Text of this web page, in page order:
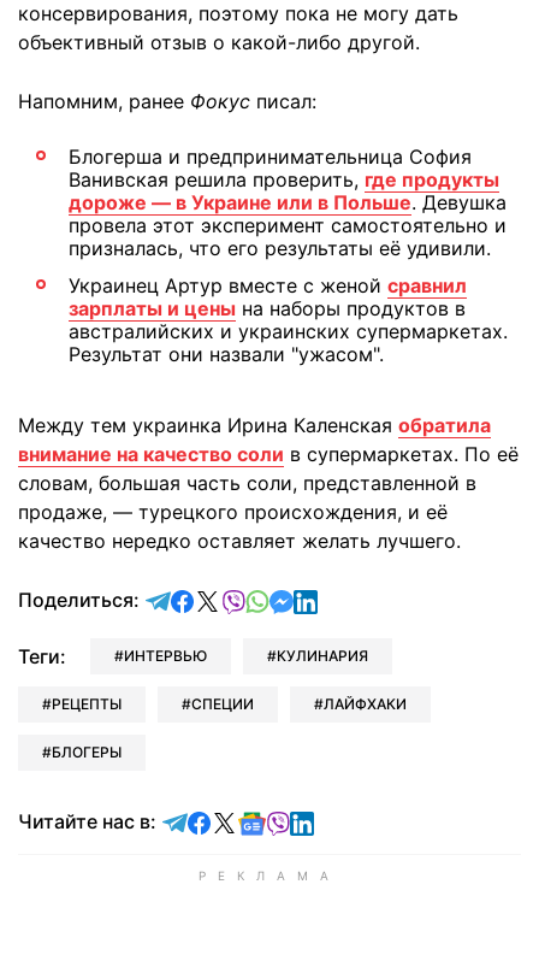
консервирования, поэтому пока не могу дать
объективный отзыв о какой-либо другой.
Напомним, ранее Фокус писал:
Блогерша и предпринимательница София
Ванивская решила проверить, где продукты
дороже — в Украине или в Польше. Девушка
провела этот эксперимент самостоятельно и
призналась, что его результаты её удивили.
Украинец Артур вместе с женой сравнил
зарплаты и цены на наборы продуктов в
австралийских и украинских супермаркетах.
Результат они назвали "ужасом".
Между тем украинка Ирина Каленская обратила
внимание на качество соли в супермаркетах. По её
словам, большая часть соли, представленной в
продаже, — турецкого происхождения, и её
качество нередко оставляет желать лучшего.
Поделиться: отправить в Telegram
поделиться в Facebook
поделиться в X
отправить в Viber
отправить в Whatsapp
отправить в Messenger
отправить в LinkedIn
Теги: ИНТЕРВЬЮ КУЛИНАРИЯ
РЕЦЕПТЫ СПЕЦИИ ЛАЙФХАКИ
БЛОГЕРЫ
Читайте нас в: Читайте в Telegram
Читайте в Facebook
Читайте в X
Читайте в Google news
Читайте в Viber
Читайте в LinkedIn